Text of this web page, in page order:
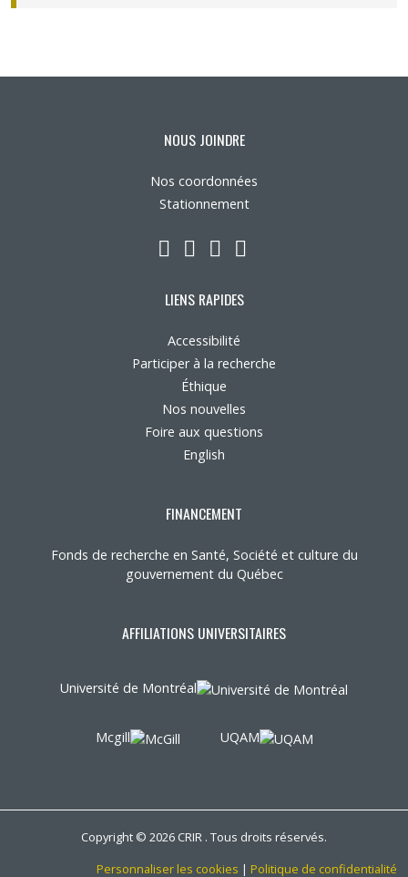
Nous joindre
NOUS JOINDRE
Nos coordonnées
Stationnement
LinkedIn
YouTube
Twitter
LIENS RAPIDES
Accessibilité
Participer à la recherche
Éthique
Nos nouvelles
Foire aux questions
English
FINANCEMENT
Fonds de recherche en Santé, Société et culture du
gouvernement du Québec
AFFILIATIONS UNIVERSITAIRES
Université de Montréal
Mcgill UQAM
Copyright © 2026 CRIR . Tous droits réservés.
Personnaliser les cookies | Politique de confidentialité